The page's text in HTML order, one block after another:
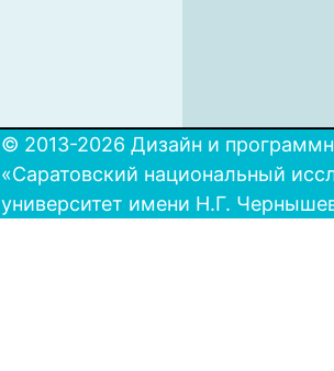
© 2013-2026 Дизайн и
«Саратовский национальный
университет имени Н.Г.